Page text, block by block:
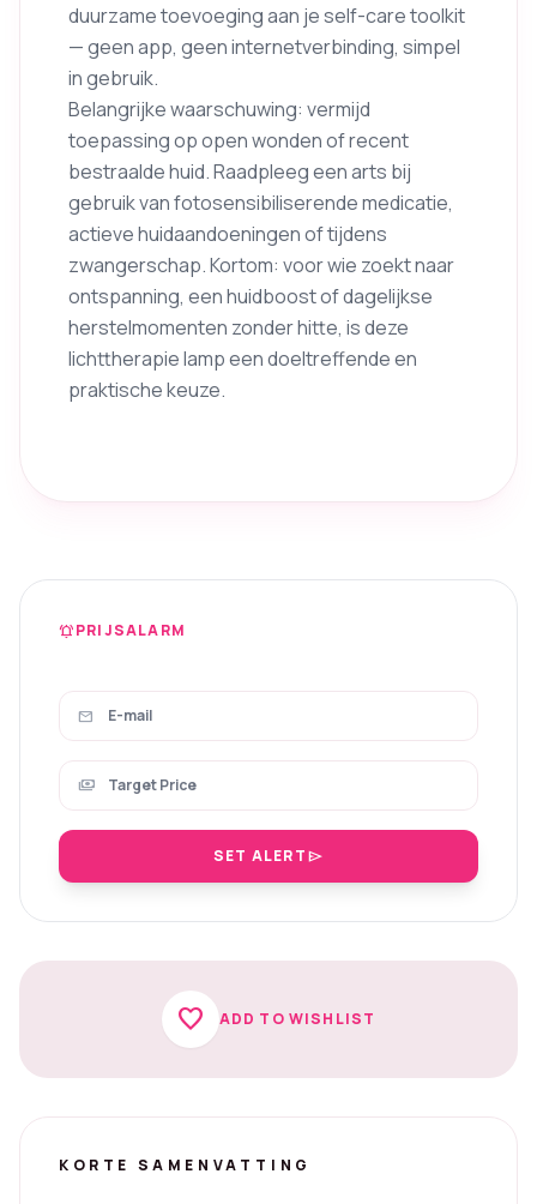
duurzame toevoeging aan je self-care toolkit
— geen app, geen internetverbinding, simpel
in gebruik.
Belangrijke waarschuwing: vermijd
toepassing op open wonden of recent
bestraalde huid. Raadpleeg een arts bij
gebruik van fotosensibiliserende medicatie,
actieve huidaandoeningen of tijdens
zwangerschap. Kortom: voor wie zoekt naar
ontspanning, een huidboost of dagelijkse
herstelmomenten zonder hitte, is deze
lichttherapie lamp een doeltreffende en
praktische keuze.
notifications_activePRIJSALARM
mail
payments
SET ALERTsend
favorite ADD TO WISHLIST
KORTE SAMENVATTING